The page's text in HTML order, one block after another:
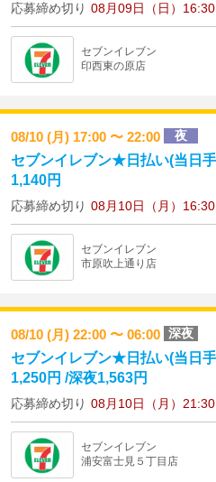
応募締め切り 08月09日（日）16:30
セブンイレブン
印西東の原店
08/10 (月) 17:00 〜 22:00 夜
セブンイレブン★日払い(当日
1,140円
応募締め切り 08月10日（月）16:30
セブンイレブン
市原吹上通り店
08/10 (月) 22:00 〜 06:00 深夜
セブンイレブン★日払い(当日
1,250円 /深夜1,563円
応募締め切り 08月10日（月）21:30
セブンイレブン
浦安富士見５丁目店